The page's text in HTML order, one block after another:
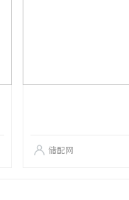
储配网